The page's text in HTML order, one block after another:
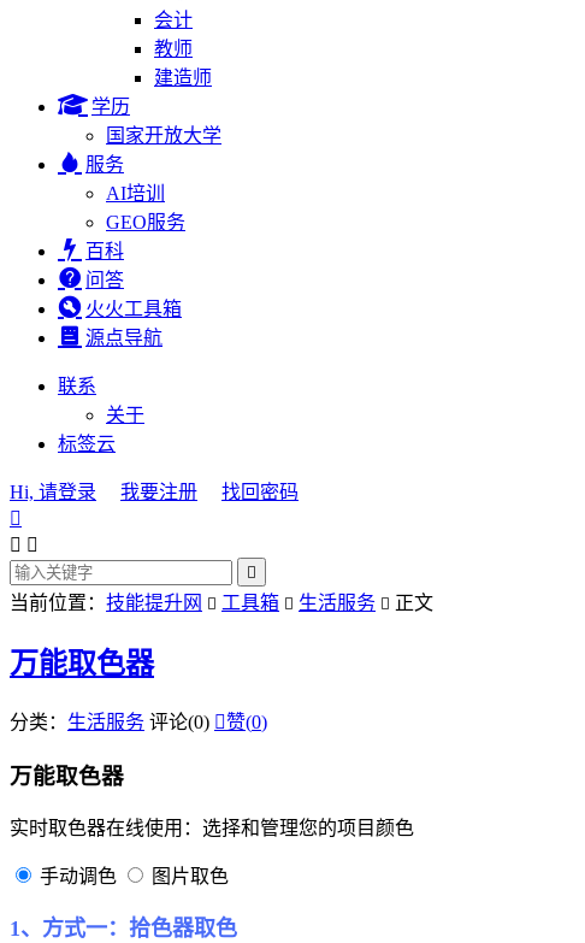
会计
教师
建造师
学历
国家开放大学
服务
AI培训
GEO服务
百科
问答
火火工具箱
源点导航
联系
关于
标签云
Hi, 请登录 我要注册
找回密码

 

当前位置： 技能提升网  工具箱  生活服务  正文
万能取色器
分类： 生活服务 评论(0) 赞(0)
万能取色器
实时取色器在线使用：选择和管理您的项目颜色
手动调色 图片取色
1、方式一：拾色器取色